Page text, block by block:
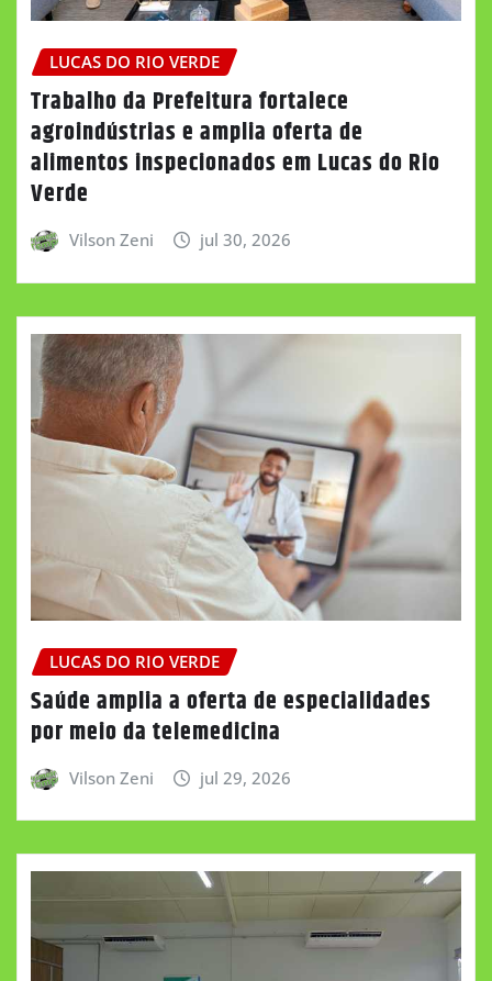
LUCAS DO RIO VERDE
Trabalho da Prefeitura fortalece
agroindústrias e amplia oferta de
alimentos inspecionados em Lucas do Rio
Verde
Vilson Zeni jul 30, 2026
LUCAS DO RIO VERDE
Saúde amplia a oferta de especialidades
por meio da telemedicina
Vilson Zeni jul 29, 2026